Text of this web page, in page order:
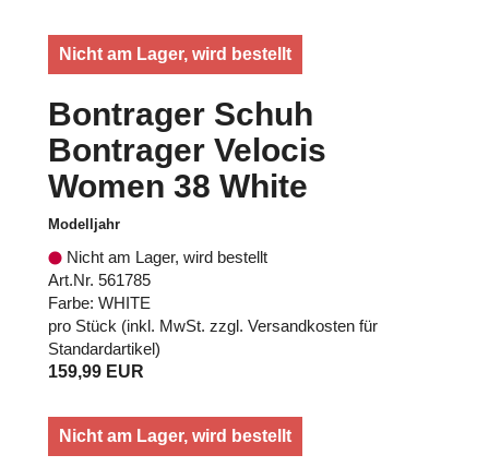
Nicht am Lager, wird bestellt
Bontrager Schuh
Bontrager Velocis
Women 38 White
Modelljahr
Nicht am Lager, wird bestellt
Art.Nr. 561785
Farbe: WHITE
pro Stück (inkl. MwSt. zzgl. Versandkosten für
Standardartikel)
159,99 EUR
Nicht am Lager, wird bestellt